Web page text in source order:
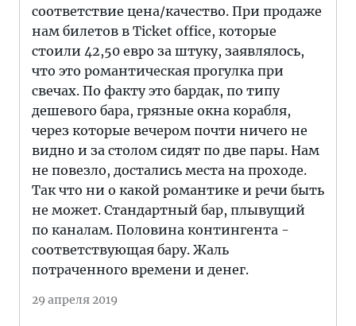
соответствие цена/качество. При продаже
нам билетов в Ticket office, которые
стоили 42,50 евро за штуку, заявлялось,
что это романтическая прогулка при
свечах. По факту это бардак, по типу
дешевого бара, грязные окна корабля,
через которые вечером почти ничего не
видно и за столом сидят по две пары. Нам
не повезло, достались места на проходе.
Так что ни о какой романтике и речи быть
не может. Стандартный бар, плывущий
по каналам. Половина контингента -
соответствующая бару. Жаль
потраченного времени и денег.
29 апреля 2019